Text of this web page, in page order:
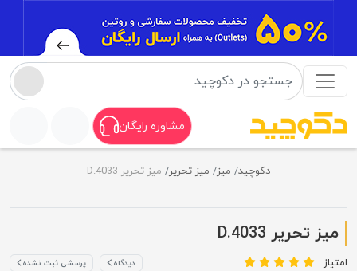
مشاوره رایگان
دکوچید میز میز تحریر میز تحریر D.4033
میز تحریر D.4033
امتیاز: دیدگاه پرسشی ثبت نشده